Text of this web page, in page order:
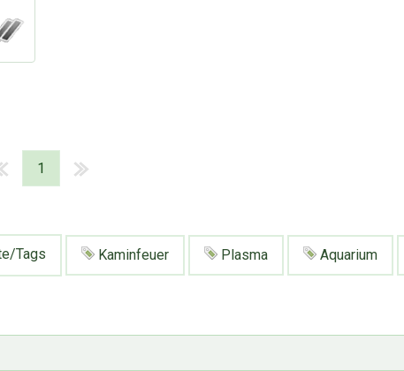
1
Tags Kaminfeuer Plasma Aquarium